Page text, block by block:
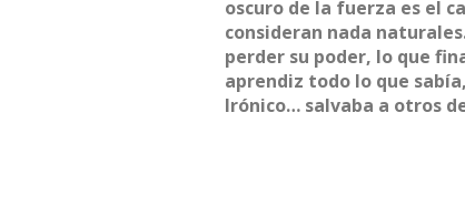
oscuro de la fuerza es el
consideran nada
perder su poder, lo que
aprendiz todo lo que
Irónico… salvaba a otros